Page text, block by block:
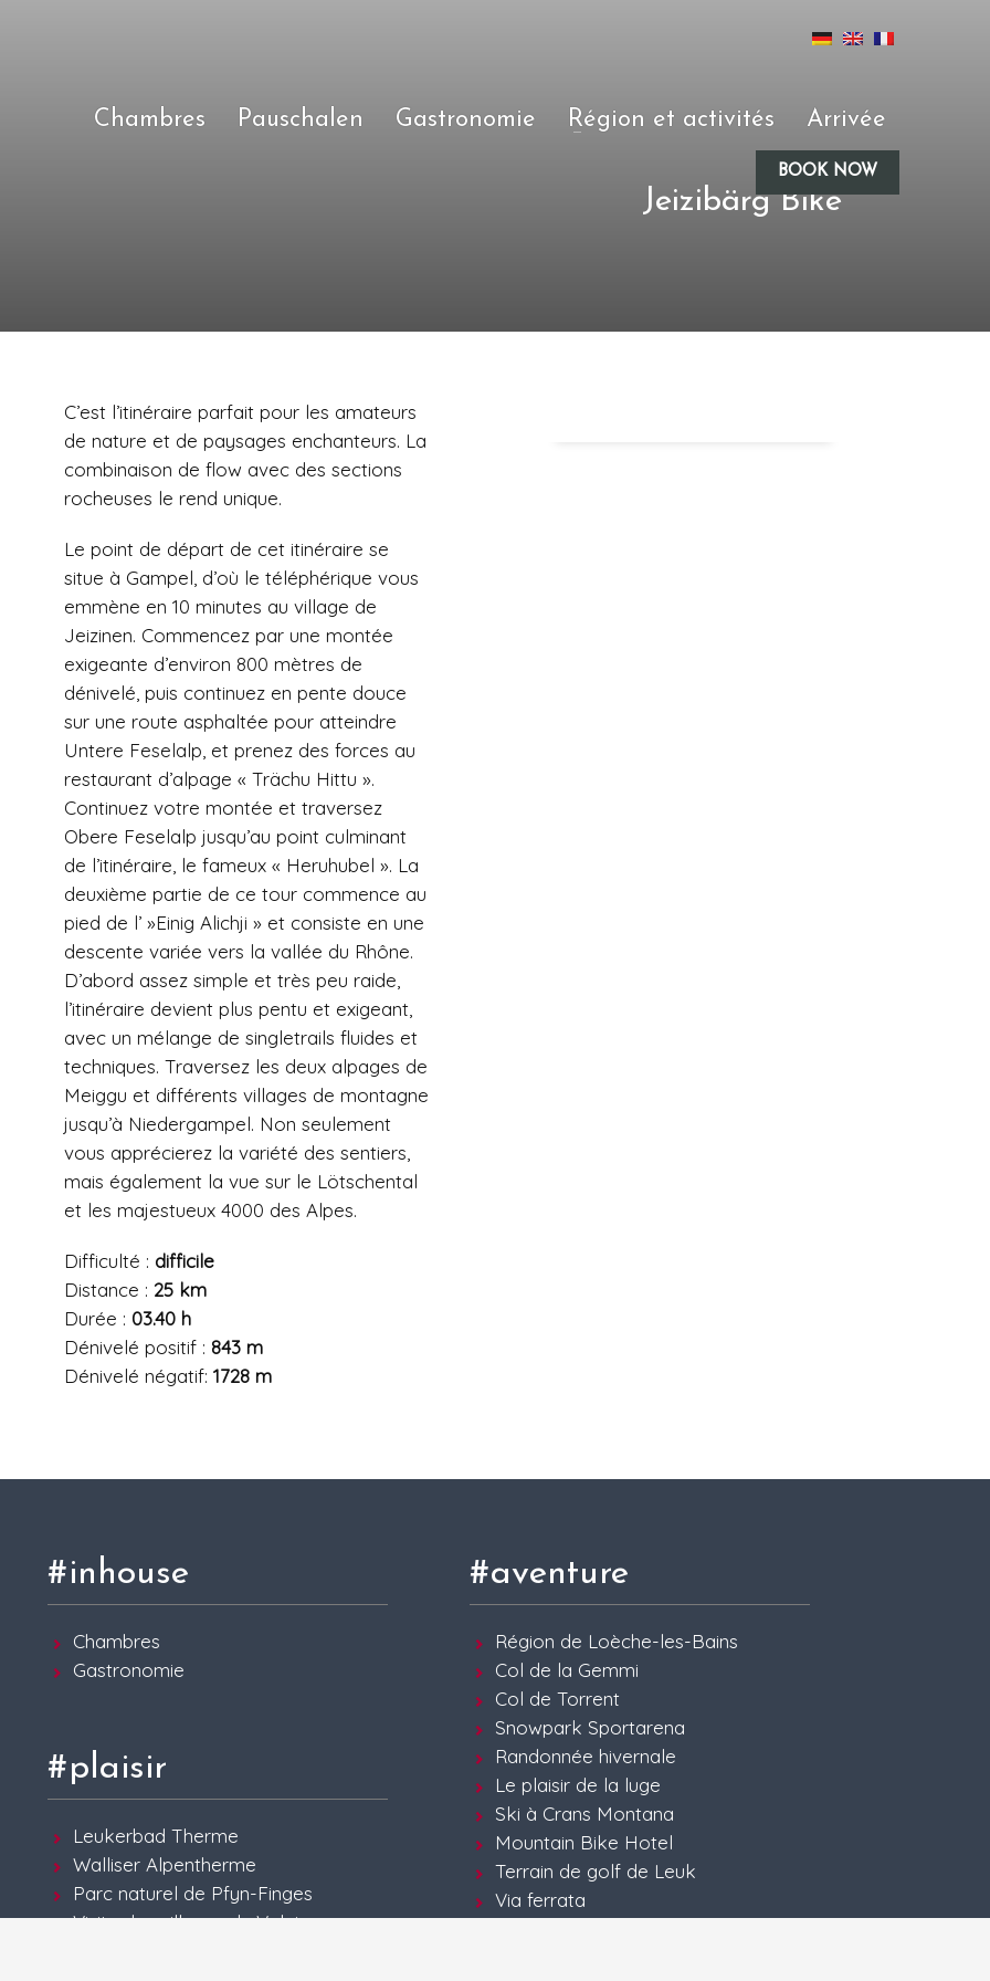
Chambres Pauschalen Gastronomie Région et activités Arrivée
BOOK NOW
Jeizibärg Bike
C’est l’itinéraire parfait pour les amateurs
de nature et de paysages enchanteurs. La
combinaison de flow avec des sections
rocheuses le rend unique.
Le point de départ de cet itinéraire se
situe à Gampel, d’où le téléphérique vous
emmène en 10 minutes au village de
Jeizinen. Commencez par une montée
exigeante d’environ 800 mètres de
dénivelé, puis continuez en pente douce
sur une route asphaltée pour atteindre
Untere Feselalp, et prenez des forces au
restaurant d’alpage « Trächu Hittu ».
Continuez votre montée et traversez
Obere Feselalp jusqu’au point culminant
de l’itinéraire, le fameux « Heruhubel ». La
deuxième partie de ce tour commence au
pied de l’ »Einig Alichji » et consiste en une
descente variée vers la vallée du Rhône.
D’abord assez simple et très peu raide,
l’itinéraire devient plus pentu et exigeant,
avec un mélange de singletrails fluides et
techniques. Traversez les deux alpages de
Meiggu et différents villages de montagne
jusqu’à Niedergampel. Non seulement
vous apprécierez la variété des sentiers,
mais également la vue sur le Lötschental
et les majestueux 4000 des Alpes.
Difficulté : difficile
Distance : 25 km
Durée : 03.40 h
Dénivelé positif : 843 m
Dénivelé négatif:1728 m
#inhouse
Chambres
Gastronomie
#plaisir
Leukerbad Therme
Walliser Alpentherme
Parc naturel de Pfyn-Finges
Visite des villages du Valais
#aventure
Région de Loèche-les-Bains
Col de la Gemmi
Col de Torrent
Snowpark Sportarena
Randonnée hivernale
Le plaisir de la luge
Ski à Crans Montana
Mountain Bike Hotel
Terrain de golf de Leuk
Via ferrata